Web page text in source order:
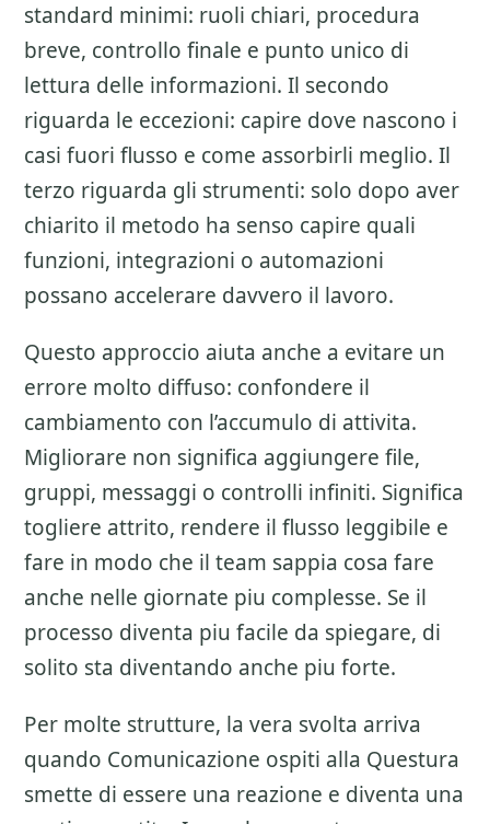
standard minimi: ruoli chiari, procedura
breve, controllo finale e punto unico di
lettura delle informazioni. Il secondo
riguarda le eccezioni: capire dove nascono i
casi fuori flusso e come assorbirli meglio. Il
terzo riguarda gli strumenti: solo dopo aver
chiarito il metodo ha senso capire quali
funzioni, integrazioni o automazioni
possano accelerare davvero il lavoro.
Questo approccio aiuta anche a evitare un
errore molto diffuso: confondere il
cambiamento con l’accumulo di attivita.
Migliorare non significa aggiungere file,
gruppi, messaggi o controlli infiniti. Significa
togliere attrito, rendere il flusso leggibile e
fare in modo che il team sappia cosa fare
anche nelle giornate piu complesse. Se il
processo diventa piu facile da spiegare, di
solito sta diventando anche piu forte.
Per molte strutture, la vera svolta arriva
quando Comunicazione ospiti alla Questura
smette di essere una reazione e diventa una